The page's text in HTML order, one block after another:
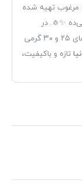
و مرغوب تهیه شده
✨🧄. در
در بسته‌بندی‌های پت ۷۰ گرمی و سلفونی‌های ۲۵ و ۳۰ گرمی
تازه و باکیفیت،